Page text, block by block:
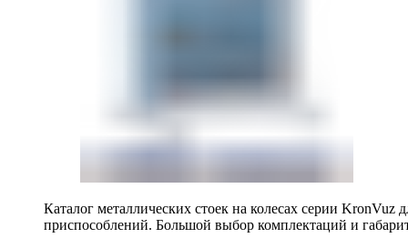
Каталог металлических стоек на колесах серии KronVuz
приспособлений. Большой выбор комплектаций и